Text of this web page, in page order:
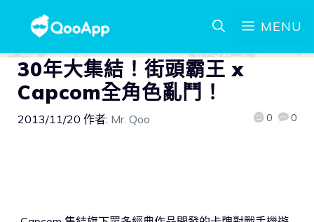
MENU
30年大集結！街頭霸王 x
Capcom全角色亂鬥！
2013/11/20 作者: Mr. Qoo 0 0